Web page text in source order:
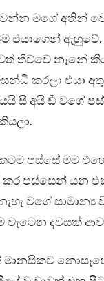
මගේ අතින්
එයාගෙන්
තිව්වේ නෑනේ
කරලා එයා
සී අයි ඩී වගේ
පස්සේ මම
කර පස්සෙන් යන
වගේ සාමාන්‍ය
වැටෙන දවසක්
මානසිකව